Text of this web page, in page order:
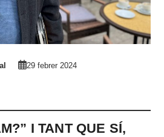
29 febrer 2024
I TANT QUE SÍ,